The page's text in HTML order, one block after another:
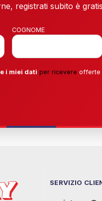
registrati subito è
COGNOME
i miei dati per ricevere offerte
SERVIZIO